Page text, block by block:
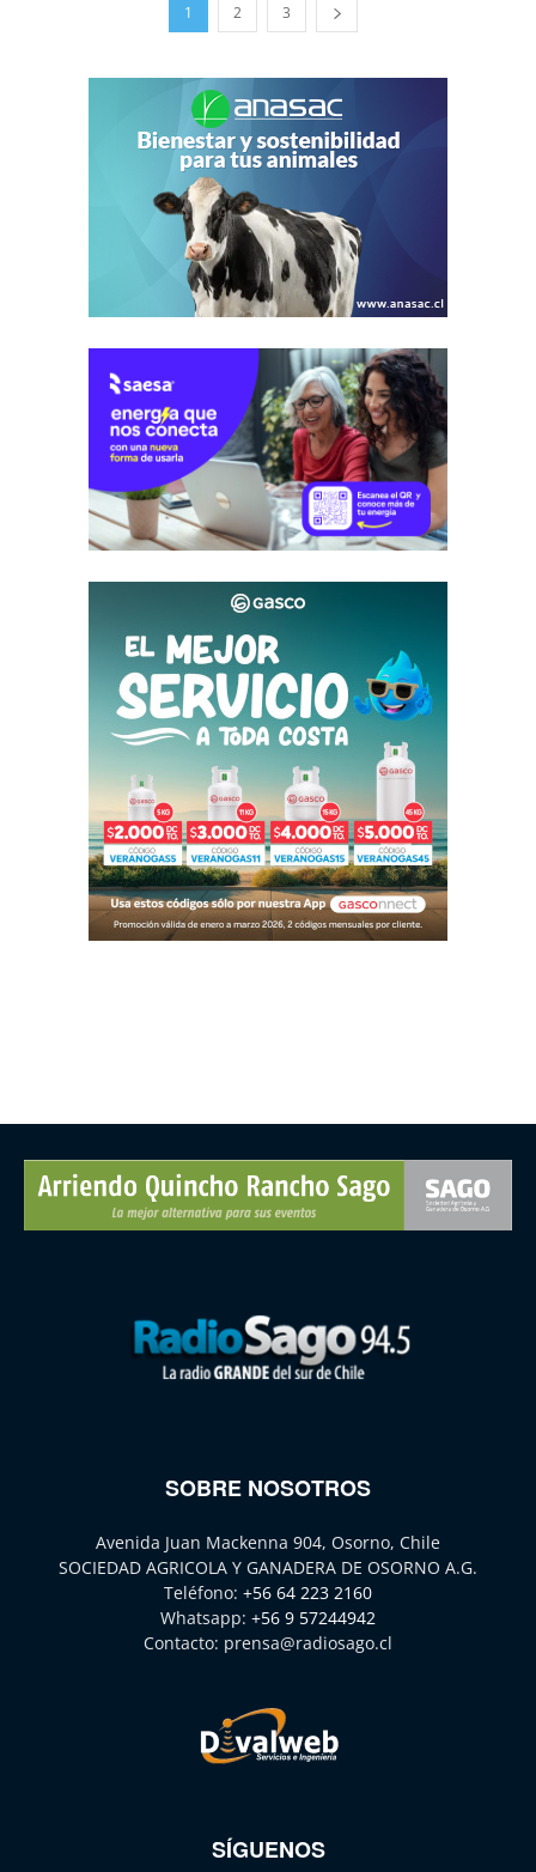
1 2 3
SOBRE NOSOTROS
Avenida Juan Mackenna 904, Osorno, Chile
SOCIEDAD AGRICOLA Y GANADERA DE OSORNO A.G.
Teléfono: +56 64 223 2160
Whatsapp: +56 9 57244942
Contacto: prensa@radiosago.cl
SÍGUENOS